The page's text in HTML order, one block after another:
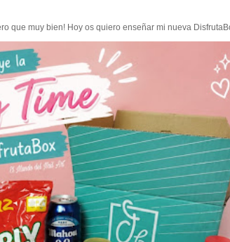
que muy bien! Hoy os quiero enseñar mi nueva